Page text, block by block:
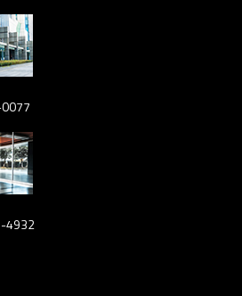
4932